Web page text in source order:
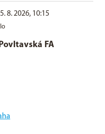
8. 2026, 10:15
Povltavská FA